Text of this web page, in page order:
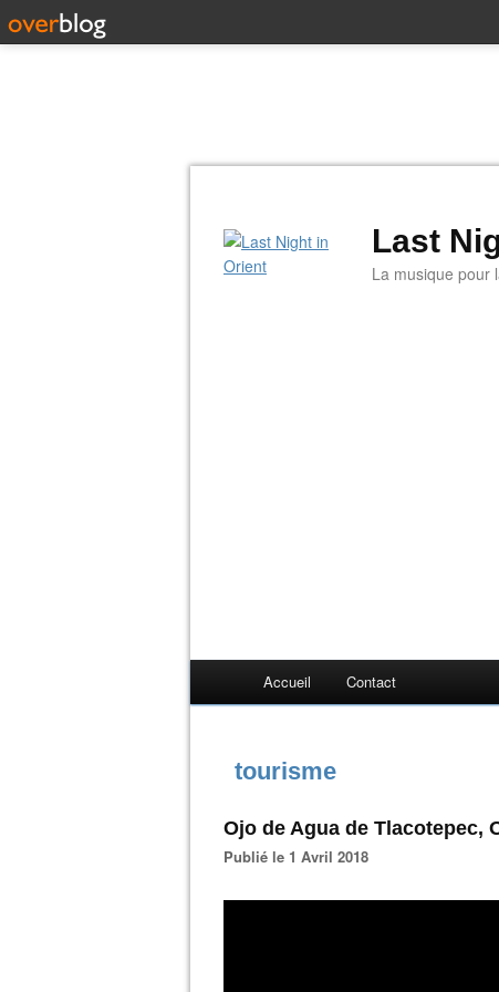
Last
La musique pour
Accueil Contact
tourisme
Ojo de Agua de Tlacotepec,
Publié le 1 Avril 2018